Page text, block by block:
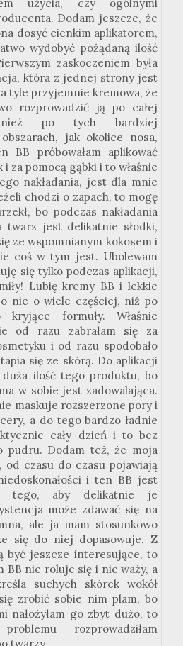
użycia, czy ogólnymi
Dodam jeszcze, że
dosyć cienkim aplikatorem,
wydobyć pożądaną ilość
zaskoczeniem była
która z jednej strony jest
tyle przyjemnie kremowa, że
rozprowadzić ją po całej
po tych bardziej
jak okolice nosa,
BB próbowałam aplikować
i za pomocą gąbki i to właśnie
nakładania, jest dla mnie
chodzi o zapach, to mogę
bo podczas nakładania
twarz jest delikatnie słodki,
ze wspomnianym kokosem i
coś w tym jest. Ubolewam
się tylko podczas aplikacji,
Lubię kremy BB i lekkie
nie o wiele częściej, niż po
kryjące formuły. Właśnie
od razu zabrałam się za
i od razu spodobało
się ze skórą. Do aplikacji
ilość tego produktu, bo
w sobie jest zadowalająca.
maskuje rozszerzone pory i
a do tego bardzo ładnie
cały dzień i to bez
pudru. Dodam też, że moja
od czasu do czasu pojawiają
i ten BB jest
tego, aby delikatnie je
może zdawać się na
ale ja mam stosunkowo
się do niej dopasowuje. Z
być jeszcze interesujące, to
BB nie roluje się i nie waży, a
suchych skórek wokół
zrobić sobie nim plam, bo
nałożyłam go zbyt dużo, to
rozprowadziłam